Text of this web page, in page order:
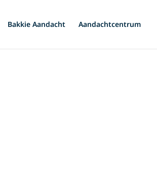
Bakkie Aandacht Aandachtcentrum